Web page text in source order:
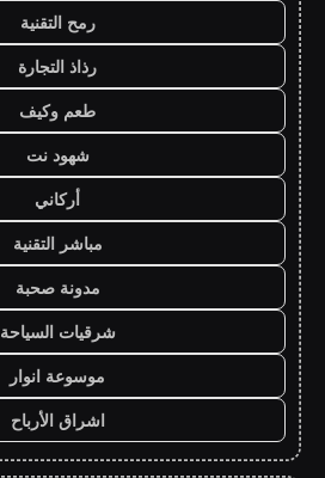
رمح التقنية
رذاذ التجارة
طعم وكيف
شهود نت
أركاني
مباشر التقنية
مدونة صحبة
شرقيات السياحة
موسوعة انوار
اشراق الأرباح